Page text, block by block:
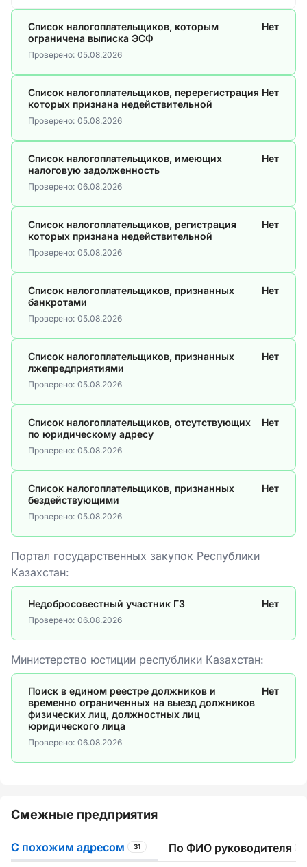
Список налогоплательщиков, которым
ограничена выписка ЭСФ
Нет
Проверено: 05.08.2026
Список налогоплательщиков, перерегистрация
которых признана недействительной
Нет
Проверено: 05.08.2026
Список налогоплательщиков, имеющих
налоговую задолженность
Нет
Проверено: 06.08.2026
Список налогоплательщиков, регистрация
которых признана недействительной
Нет
Проверено: 05.08.2026
Список налогоплательщиков, признанных
банкротами
Нет
Проверено: 05.08.2026
Список налогоплательщиков, признанных
лжепредприятиями
Нет
Проверено: 05.08.2026
Список налогоплательщиков, отсутствующих
по юридическому адресу
Нет
Проверено: 05.08.2026
Список налогоплательщиков, признанных
бездействующими
Нет
Проверено: 05.08.2026
Портал государственных закупок Республики
Казахстан:
Недобросовестный участник ГЗ Нет
Проверено: 06.08.2026
Министерство юстиции республики Казахстан:
Поиск в едином реестре должников и
временно ограниченных на выезд должников
физических лиц, должностных лиц
юридического лица
Нет
Проверено: 06.08.2026
Смежные предприятия
С похожим адресом 31 По ФИО руководителя